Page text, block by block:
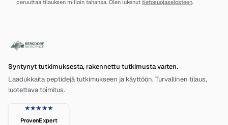
peruuttaa tilauksen milloin tahansa. Olen lukenut tietosuojaselosteen.
Syntynyt tutkimuksesta, rakennettu tutkimusta varten.
Laadukkaita peptidejä tutkimukseen ja käyttöön. Turvallinen tilaus,
luotettava toimitus.
★★★★★
ProvenExpert